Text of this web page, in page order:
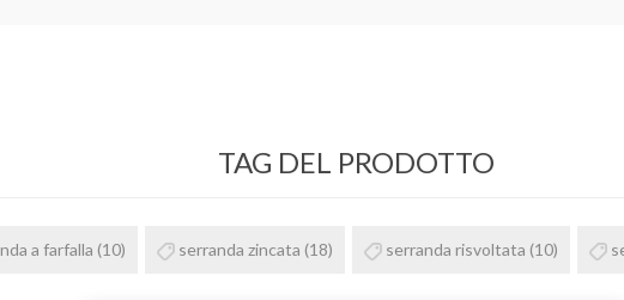
TAG DEL PRODOTTO
a farfalla (10) serranda zincata (18) serranda risvoltata (10)